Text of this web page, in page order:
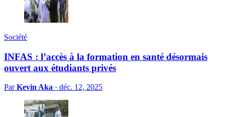
Société
INFAS : l’accès à la formation en santé désormais
ouvert aux étudiants privés
ParKevin Aka · déc. 12, 2025